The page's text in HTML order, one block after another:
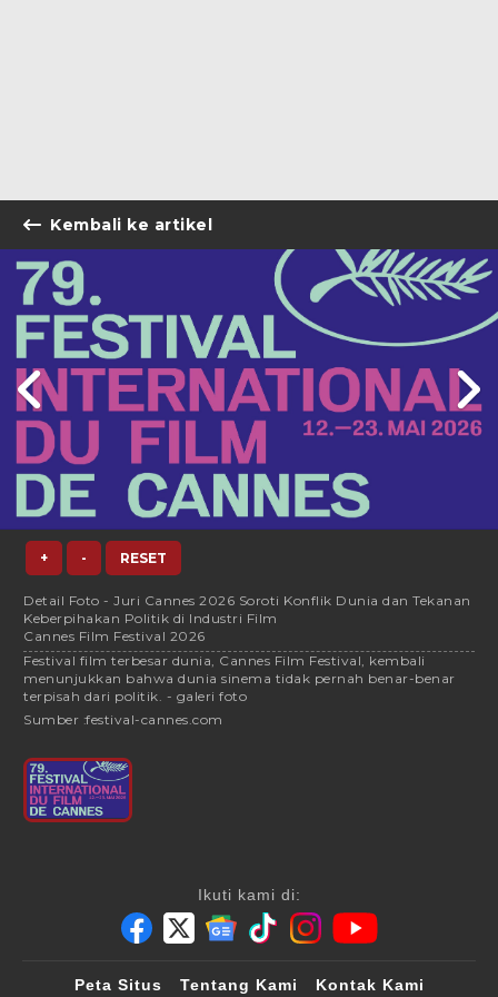
Kembali ke artikel
+ - RESET
Detail Foto - Juri Cannes 2026 Soroti Konflik Dunia dan Tekanan
Keberpihakan Politik di Industri Film
Cannes Film Festival 2026
Festival film terbesar dunia, Cannes Film Festival, kembali
menunjukkan bahwa dunia sinema tidak pernah benar-benar
terpisah dari politik. - galeri foto
Sumber :festival-cannes.com
Ikuti kami di:
Peta Situs Tentang Kami Kontak Kami